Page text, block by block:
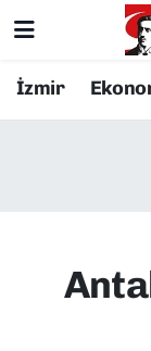
İzmirResmi
EKONOMİ
Konak
Süper
Tüm